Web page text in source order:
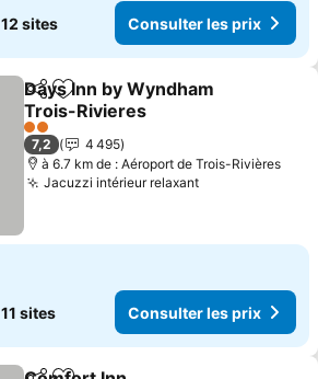
12 sites Consulter les prix
PartagerAjouter à mes favoris
Days Inn by Wyndham
Trois-Rivieres
2 Étoiles
7,2
4 495
à 6.7 km de : Aéroport de Trois-Rivières
Jacuzzi intérieur relaxant
11 sites Consulter les prix